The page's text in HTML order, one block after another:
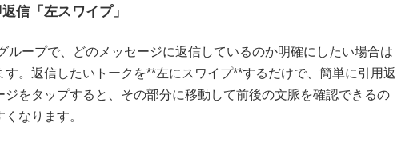
信「左スワイプ」
ループで、どのメッセージに返信しているのか明確にしたい場合は
す。返信したいトークを**左にスワイプ**するだけで、簡単に引用返
をタップすると、その部分に移動して前後の文脈を確認できるの
なります。